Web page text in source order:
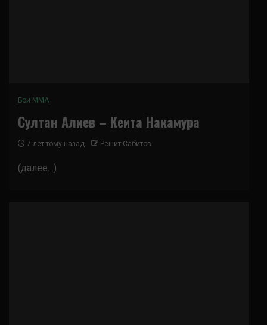
Бои ММА
Султан Алиев – Кеита Накамура
7 лет тому назад Решит Сабитов
(далее…)